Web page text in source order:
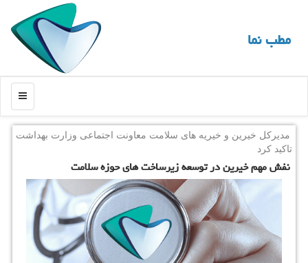
مطب نما
منو
مدیركل خیرین و خیریه های سلامت معاونت اجتماعی وزارت بهداشت
تاكید كرد
نفش مهم خیرین در توسعه زیرساخت های حوزه سلامت